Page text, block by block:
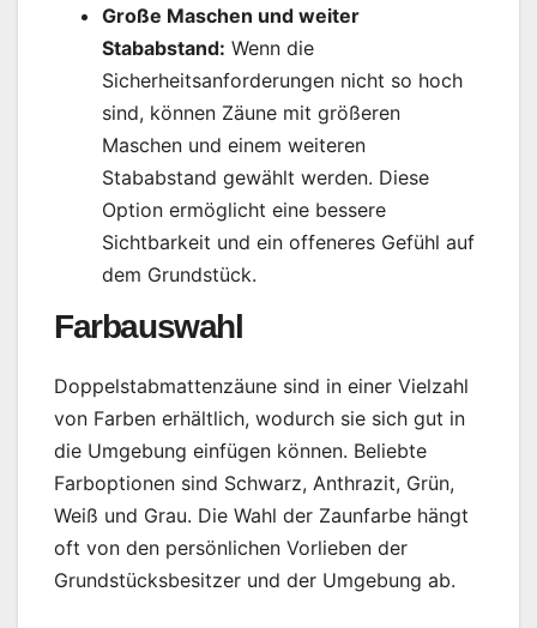
Große Maschen und weiter
Stababstand: Wenn die
Sicherheitsanforderungen nicht so hoch
sind, können Zäune mit größeren
Maschen und einem weiteren
Stababstand gewählt werden. Diese
Option ermöglicht eine bessere
Sichtbarkeit und ein offeneres Gefühl auf
dem Grundstück.
Farbauswahl
Doppelstabmattenzäune sind in einer Vielzahl
von Farben erhältlich, wodurch sie sich gut in
die Umgebung einfügen können. Beliebte
Farboptionen sind Schwarz, Anthrazit, Grün,
Weiß und Grau. Die Wahl der Zaunfarbe hängt
oft von den persönlichen Vorlieben der
Grundstücksbesitzer und der Umgebung ab.